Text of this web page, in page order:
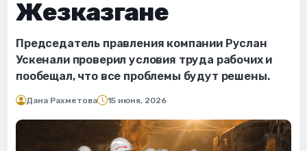
Жезказгане
Председатель правления компании Руслан
Ускенали проверил условия труда рабочих и
пообещал, что все проблемы будут решены.
Дана Рахметова 15 июня, 2026